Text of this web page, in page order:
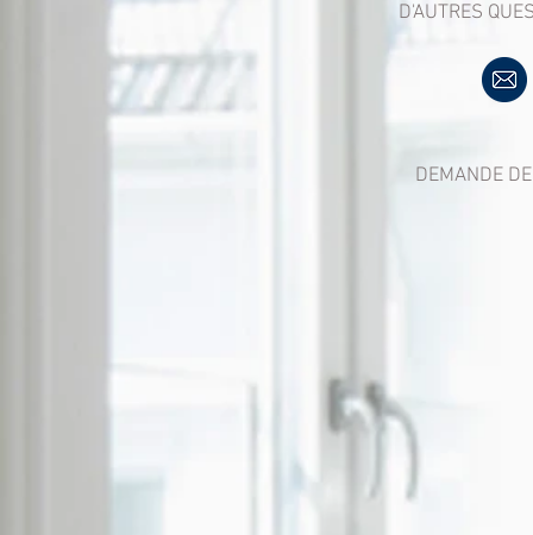
D'AUTRES
DEMANDE